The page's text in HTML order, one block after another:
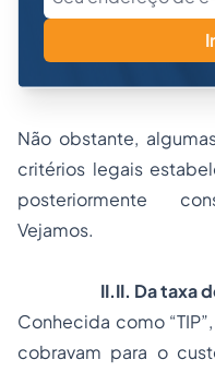
Não obstante,
critérios legais
posteriormente
Vejamos.
II.II. Da taxa
Conhecida como
cobravam para o